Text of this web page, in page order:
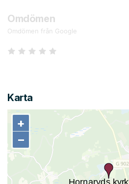
Omdömen
Omdömen från Google
Karta
+
−
+
−